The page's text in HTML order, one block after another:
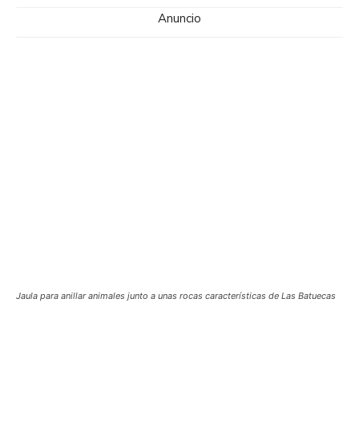
Anuncio
Jaula para anillar animales junto a unas rocas características de Las Batuecas